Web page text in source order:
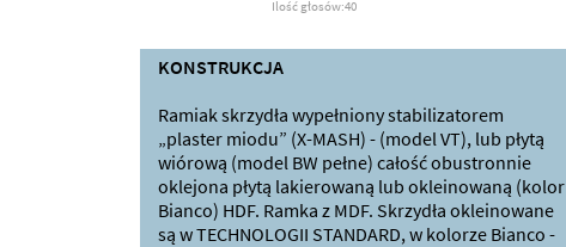
Ilość głosów:40
KONSTRUKCJA
Ramiak skrzydła wypełniony stabilizatorem
„plaster miodu” (X-MASH) - (model VT), lub płytą
wiórową (model BW pełne) całość obustronnie
oklejona płytą lakierowaną lub okleinowaną (kolor
Bianco) HDF. Ramka z MDF. Skrzydła okleinowane
są w TECHNOLOGII STANDARD, w kolorze Bianco -